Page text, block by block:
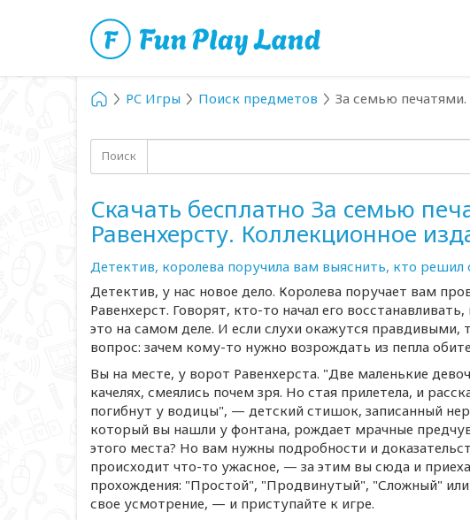
PC Игры Поиск предметов За семью печатями.
Поиск
Скачать бесплатно За семью
Равенхерсту. Коллекционное
Детектив, королева поручила вам выяснить, кто решил
Детектив, у нас новое дело. Королева поручает вам
Равенхерст. Говорят, кто-то начал его
это на самом деле. И если слухи окажутся правдивыми,
вопрос: зачем кому-то нужно возрождать из пепла
Вы на месте, у ворот Равенхерста. "Две маленькие
качелях, смеялись почем зря. Но стая прилетела, и
погибнут у водицы", — детский стишок, записанный
который вы нашли у фонтана, рождает мрачные
этого места? Но вам нужны подробности и
происходит что-то ужасное, — за этим вы сюда и
прохождения: "Простой", "Продвинутый", "Сложный"
свое усмотрение, — и приступайте к игре.